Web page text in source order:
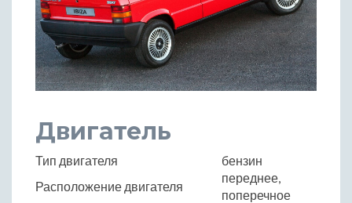
Двигатель
Тип двигателя
бензин
Расположение двигателя
переднее,
поперечное